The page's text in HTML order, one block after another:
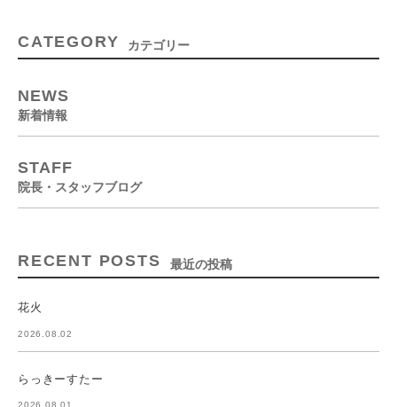
CATEGORY カテゴリー
NEWS
新着情報
STAFF
院長・スタッフブログ
RECENT POSTS 最近の投稿
花火
2026.08.02
らっきーすたー
2026.08.01